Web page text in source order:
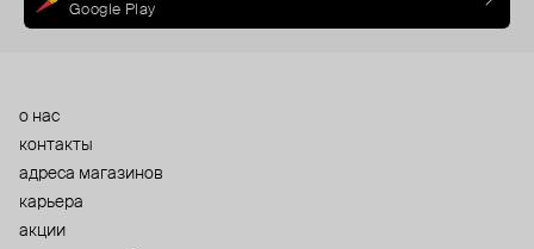
Google Play
о нас
контакты
адреса магазинов
карьера
акции